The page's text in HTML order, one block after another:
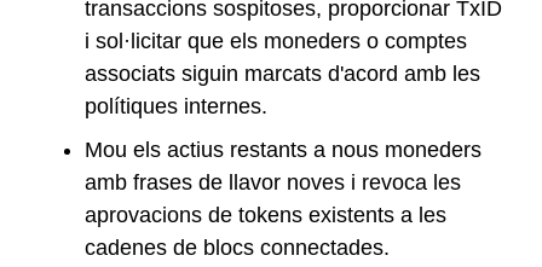
transaccions sospitoses, proporcionar TxID
i sol·licitar que els moneders o comptes
associats siguin marcats d'acord amb les
polítiques internes.
Mou els actius restants a nous moneders
amb frases de llavor noves i revoca les
aprovacions de tokens existents a les
cadenes de blocs connectades.